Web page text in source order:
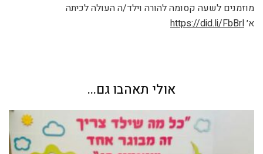
מוזמנים לשעה קסומה להורה וילד/ה העולה לכיתה
א׳https://did.li/FbBrl
אולי תאהבו גם...